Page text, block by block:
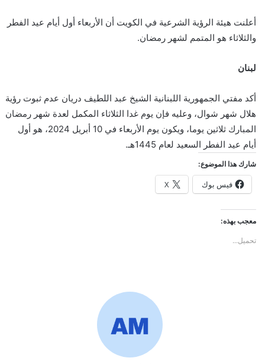
أعلنت هيئة الرؤية الشرعية في الكويت أن الأربعاء أول أيام عيد الفطر
والثلاثاء هو المتمم لشهر رمضان.
لبنان
أكد مفتي الجمهورية اللبنانية الشيخ عبد اللطيف دريان عدم ثبوت رؤية
هلال شهر شوال، وعليه فإن يوم غدا الثلاثاء المكمل لعدة شهر رمضان
المبارك ثلاثين يوما، ويكون يوم الأربعاء في 10 أبريل 2024، هو أول
أيام عيد الفطر السعيد لعام 1445هـ.
شارك هذا الموضوع:
فيس بوك X
معجب بهذه:
تحميل...